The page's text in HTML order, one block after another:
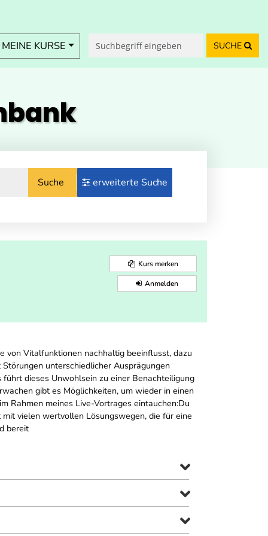
KURSE SUCHE
Suche erweiterte Suche
Kurs merken
Anmelden
von Vitalfunktionen nachhaltig beeinflusst, dazu
unterschiedlicher Ausprägungen
dieses Unwohlsein zu einer Benachteiligung
gibt es Möglichkeiten, um wieder in einen
Rahmen meines Live-Vortrages eintauchen:Du
vielen wertvollen Lösungswegen, die für eine
bereit